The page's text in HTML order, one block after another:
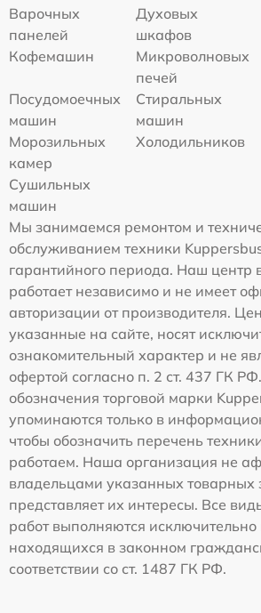
Варочных
панелей
Духовых
шкафов
Кофемашин
Микроволновых
печей
Посудомоечных
машин
Стиральных
машин
Морозильных
камер
Холодильников
Сушильных
машин
Мы занимаемся ремонтом и
обслуживанием техники
гарантийного периода. Наш центр
работает независимо и не имеет
авторизации от производителя.
указанные на сайте, носят
ознакомительный характер и не
офертой согласно п. 2 ст. 437 ГК
обозначения торговой марки
упоминаются только в
чтобы обозначить перечень
работаем. Наша организация не
владельцами указанных товарных
представляет их интересы. Все
работ выполняются исключительно
находящихся в законном
соответствии со ст. 1487 ГК РФ.